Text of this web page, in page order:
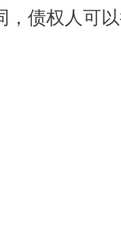
，债权人可